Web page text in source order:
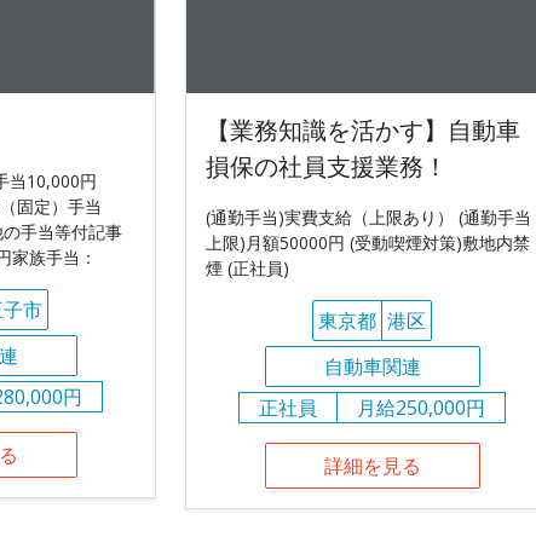
当10,000円
固定）手当
手当等付記事
家族手当：
市
円
【業務知識を活かす】自動車
損保の社員支援業務！
(通勤手当)実費支給（上限あり） (通勤手当
上限)月額50000円 (受動喫煙対策)敷地内禁
煙 (正社員)
東京都 港区
自動車関連
正社員
月給250,000円
詳細を見る